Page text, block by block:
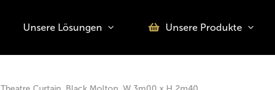
Unsere Lösungen Unsere Produkte